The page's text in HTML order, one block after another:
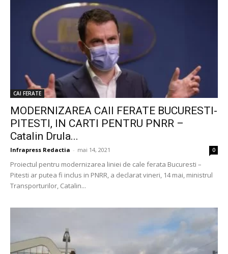
CAI FERATE
MODERNIZAREA CAII FERATE BUCURESTI-
PITESTI, IN CARTI PENTRU PNRR –
Catalin Drula...
Infrapress Redactia - mai 14, 2021 0
Proiectul pentru modernizarea liniei de cale ferata Bucuresti –
Pitesti ar putea fi inclus in PNRR, a declarat vineri, 14 mai, ministrul
Transporturilor, Catalin...